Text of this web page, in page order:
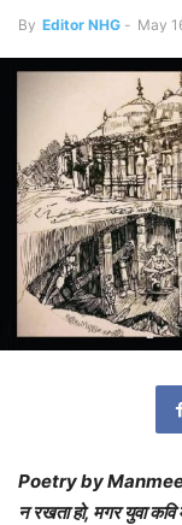
By Editor NHG - May
Poetry by Manmeet
न रखता हो, मगर युवा